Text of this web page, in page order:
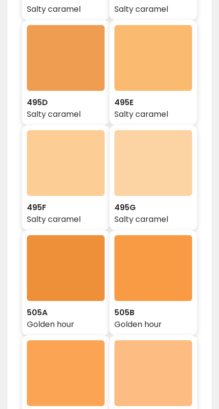
Salty caramel
Salty caramel
495D
Salty caramel
495E
Salty caramel
495F
Salty caramel
495G
Salty caramel
505A
Golden hour
505B
Golden hour